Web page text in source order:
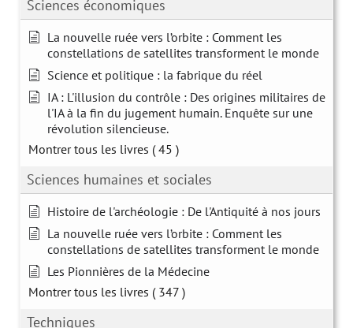
Sciences économiques
La nouvelle ruée vers l’orbite : Comment les
constellations de satellites transforment le monde
Science et politique : la fabrique du réel
IA : L'illusion du contrôle : Des origines militaires de
l'IA à la fin du jugement humain. Enquête sur une
révolution silencieuse.
Montrer tous les livres ( 45 )
Sciences humaines et sociales
Histoire de l'archéologie : De l'Antiquité à nos jours
La nouvelle ruée vers l’orbite : Comment les
constellations de satellites transforment le monde
Les Pionnières de la Médecine
Montrer tous les livres ( 347 )
Techniques